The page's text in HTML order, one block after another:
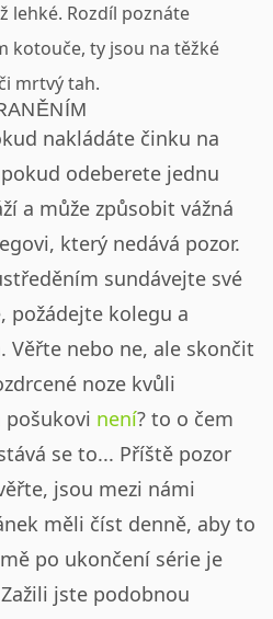
lehké. Rozdíl poznáte
kotouče, ty jsou na těžké
mrtvý tah.
nakládáte činku na
odeberete jednu
a může způsobit vážná
který nedává pozor.
sundávejte své
požádejte kolegu a
Věřte nebo ne, ale skončit
noze kvůli
pošukovi není? to o čem
se to... Příště pozor
jsou mezi námi
měli číst denně, aby to
po ukončení série je
jste podobnou